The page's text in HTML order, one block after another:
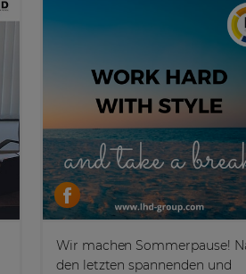
Wir machen Sommerpause!
den letzten spannenden und